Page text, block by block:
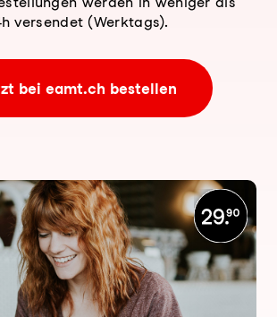
versendet (Werktags).
bei eamt.ch bestellen